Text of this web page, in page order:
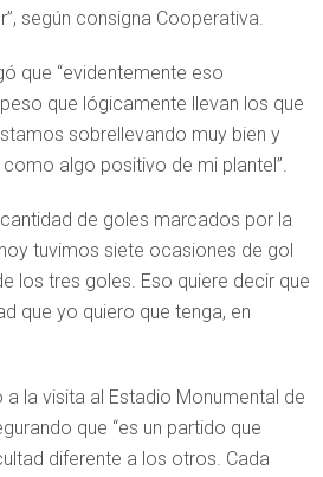
según consigna Cooperativa.
que “evidentemente eso
que lógicamente llevan los que
sobrellevando muy bien y
algo positivo de mi plantel”.
de goles marcados por la
tuvimos siete ocasiones de gol
los tres goles. Eso quiere decir que
que yo quiero que tenga, en
la visita al Estadio Monumental de
que “es un partido que
diferente a los otros. Cada